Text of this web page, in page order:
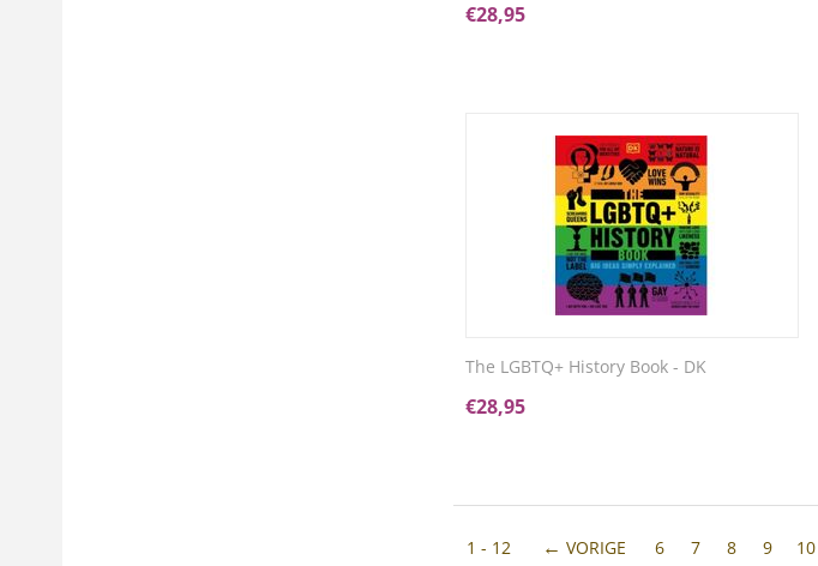
€28,95
The LGBTQ+ History Book - DK
€28,95
1 - 12 VORIGE 6 7 8 9 10